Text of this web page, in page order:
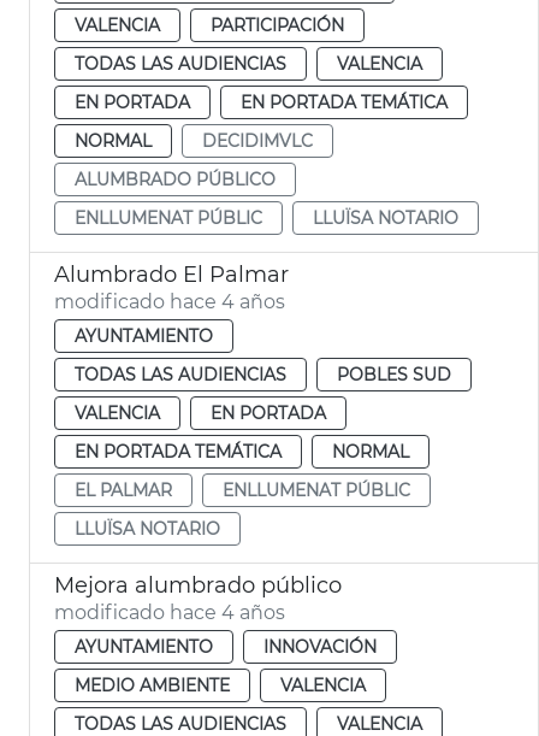
VALENCIA
PARTICIPACIÓN
TODAS LAS AUDIENCIAS
VALENCIA
EN PORTADA
EN PORTADA TEMÁTICA
NORMAL
DECIDIMVLC
ALUMBRADO PÚBLICO
ENLLUMENAT PÚBLIC
LLUÏSA NOTARIO
Alumbrado El Palmar
modificado hace 4 años
AYUNTAMIENTO
TODAS LAS AUDIENCIAS
POBLES SUD
VALENCIA
EN PORTADA
EN PORTADA TEMÁTICA
NORMAL
EL PALMAR
ENLLUMENAT PÚBLIC
LLUÏSA NOTARIO
Mejora alumbrado público
modificado hace 4 años
AYUNTAMIENTO
INNOVACIÓN
MEDIO AMBIENTE
VALENCIA
TODAS LAS AUDIENCIAS
VALENCIA